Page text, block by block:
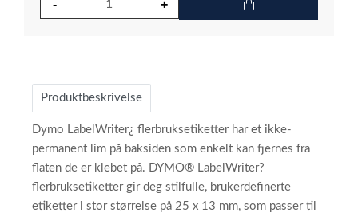
Produktbeskrivelse
Dymo LabelWriter¿ flerbruksetiketter har et ikke-
permanent lim på baksiden som enkelt kan fjernes fra
flaten de er klebet på. DYMO® LabelWriter?
flerbruksetiketter gir deg stilfulle, brukerdefinerte
etiketter i stor størrelse på 25 x 13 mm, som passer til